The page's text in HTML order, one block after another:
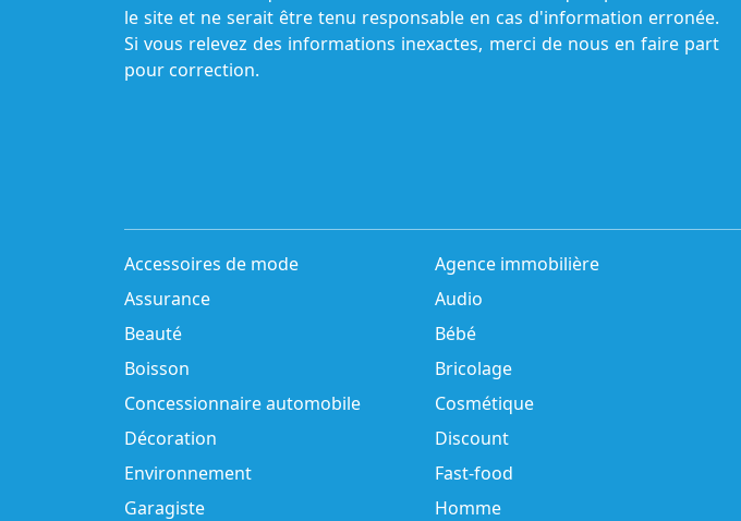
le site et ne serait être tenu responsable en cas d'information erronée.
Si vous relevez des informations inexactes, merci de nous en faire part
pour correction.
Accessoires de mode Agence immobilière
Assurance
Audio
Beauté
Bébé
Boisson
Bricolage
Concessionnaire automobile
Cosmétique
Décoration
Discount
Environnement
Fast-food
Garagiste
Homme